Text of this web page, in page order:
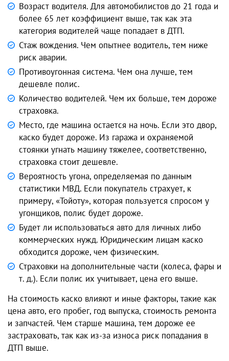
Возраст водителя. Для автомобилистов до 21 года и
более 65 лет коэффициент выше, так как эта
категория водителей чаще попадает в ДТП.
Стаж вождения. Чем опытнее водитель, тем ниже
риск аварии.
Противоугонная система. Чем она лучше, тем
дешевле полис.
Количество водителей. Чем их больше, тем дороже
страховка.
Место, где машина остается на ночь. Если это двор,
каско будет дороже. Из гаража и охраняемой
стоянки угнать машину тяжелее, соответственно,
страховка стоит дешевле.
Вероятность угона, определяемая по данным
статистики МВД. Если покупатель страхует, к
примеру, «Тойоту», которая пользуется спросом у
угонщиков, полис будет дороже.
Будет ли использоваться авто для личных либо
коммерческих нужд. Юридическим лицам каско
обходится дороже, чем физическим.
Страховки на дополнительные части (колеса, фары и
т. д.). Если полис их учитывает, цена его выше.
На стоимость каско влияют и иные факторы, такие как
цена авто, его пробег, год выпуска, стоимость ремонта
и запчастей. Чем старше машина, тем дороже ее
застраховать, так как из-за износа риск попадания в
ДТП выше.